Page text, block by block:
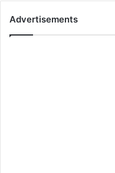
Advertisements